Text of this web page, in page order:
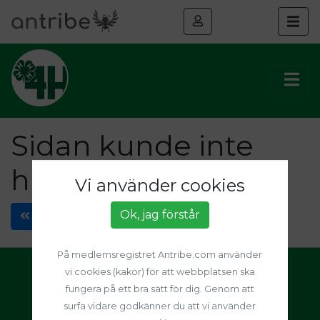
Sidan kunde inte
hittas
Föregående sida
Sveriges 4H
info@4h.se
Vi använder cookies
Ok, jag förstår
På medlemsregistret Antribe.com använder
vi cookies (kakor) för att webbplatsen ska
fungera på ett bra sätt för dig. Genom att
surfa vidare godkänner du att vi använder